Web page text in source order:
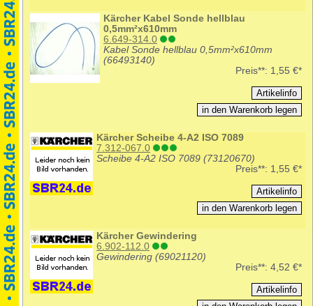
Kärcher Kabel Sonde hellblau
0,5mm²x610mm
6.649-314.0
Kabel Sonde hellblau 0,5mm²x610mm
(66493140)
Preis**: 1,55 €*
Kärcher Scheibe 4-A2 ISO 7089
7.312-067.0
Scheibe 4-A2 ISO 7089 (73120670)
Preis**: 1,55 €*
Kärcher Gewindering
6.902-112.0
Gewindering (69021120)
Preis**: 4,52 €*